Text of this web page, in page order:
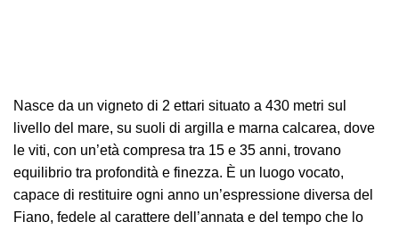
Nasce da un vigneto di 2 ettari situato a 430 metri sul
livello del mare, su suoli di argilla e marna calcarea, dove
le viti, con un’età compresa tra 15 e 35 anni, trovano
equilibrio tra profondità e finezza. È un luogo vocato,
capace di restituire ogni anno un’espressione diversa del
Fiano, fedele al carattere dell’annata e del tempo che lo